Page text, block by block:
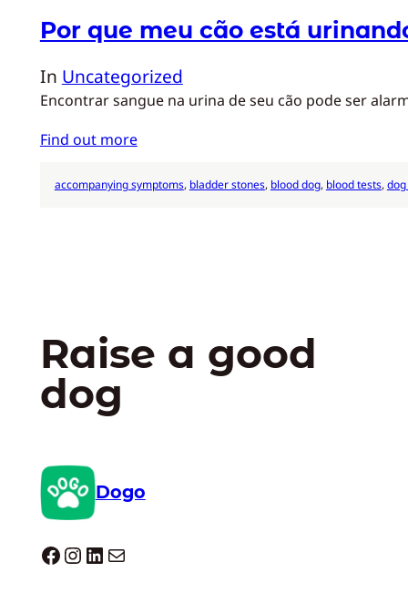
Por que meu cão está
In Uncategorized
Encontrar sangue na urina de seu cão pode ser
Find out more
accompanying symptoms, bladder stones, blood dog, blood tests,
Raise a good
dog
Dogo
Dogo facebook InstagramLinkedIn E-mail